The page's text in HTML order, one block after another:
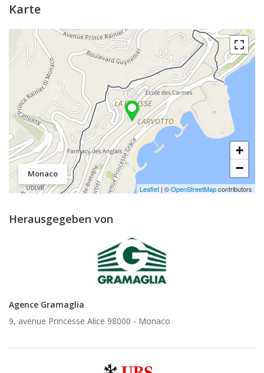
Karte
Monaco
+
−
Leaflet | ©OpenStreetMapcontributors
Herausgegeben von
Agence Gramaglia
9, avenue Princesse Alice 98000 - Monaco